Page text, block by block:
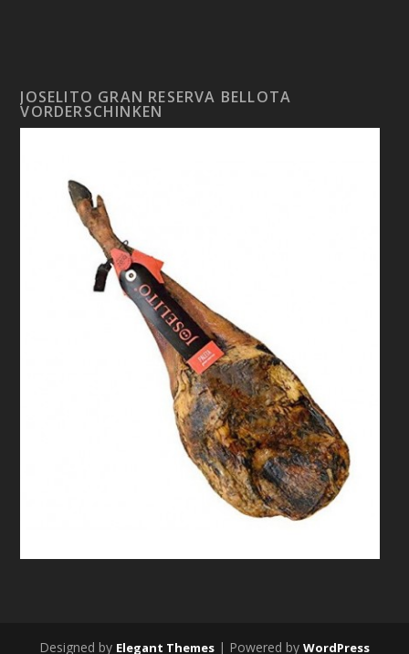
JOSELITO GRAN RESERVA BELLOTA
VORDERSCHINKEN
Designed by Elegant Themes | Powered by WordPress